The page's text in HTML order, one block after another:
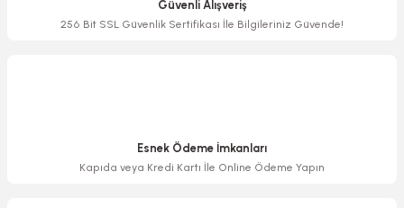
Ürün bilgilerinde hatalar bulunuyor.
Güvenli Alışveriş
256 Bit SSL Güvenlik Sertifikası İle Bilgileriniz Güvende!
Esnek Ödeme İmkanları
Kapıda veya Kredi Kartı İle Online Ödeme Yapın